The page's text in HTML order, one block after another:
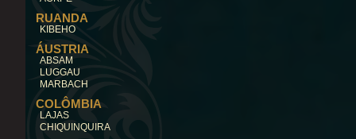
RUANDA
KIBEHO
ÁUSTRIA
ABSAM
LUGGAU
MARBACH
COLÔMBIA
LAJAS
CHIQUINQUIRA